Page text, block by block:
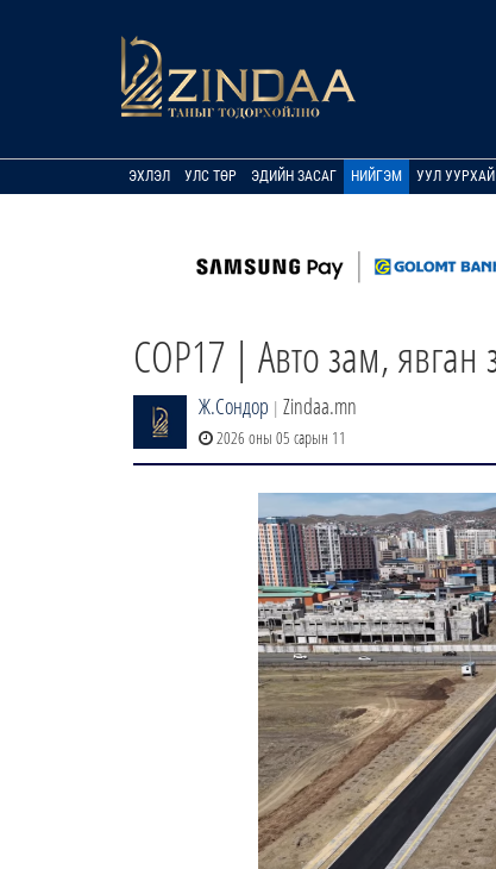
ЭХЛЭЛ УЛС ТӨР ЭДИЙН ЗАСАГ НИЙГЭМ УУЛ УУРХАЙ
COP17 | Авто зам,
Ж.Сондор | Zindaa.mn
2026 оны 05 сарын 11